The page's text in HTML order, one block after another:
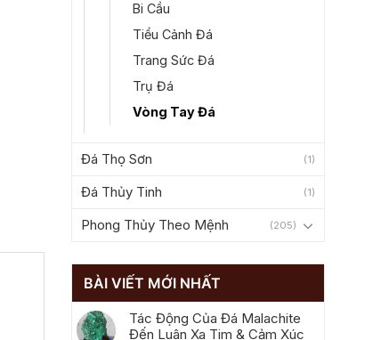
Bi Cầu
Tiểu Cảnh Đá
Trang Sức Đá
Trụ Đá
Vòng Tay Đá
Đá Thọ Sơn (1)
Đá Thủy Tinh (1)
Phong Thủy Theo Mệnh (205)
BÀI VIẾT MỚI NHẤT
Tác Động Của Đá Malachite
Đến Luân Xa Tim & Cảm Xúc